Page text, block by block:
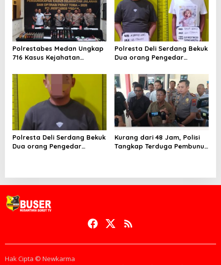
Polrestabes Medan Ungkap
716 Kasus Kejahatan
Pekat Toba 2026, 906
Tersangka Diamankan
Polresta Deli Serdang Bekuk
Dua orang Pengedar
Polresta Deli Serdang Bekuk
Dua orang Pengedar
Kurang dari 48 Jam, Polisi
Tangkap Terduga Pembunuh
Hak Cipta © Newkarma